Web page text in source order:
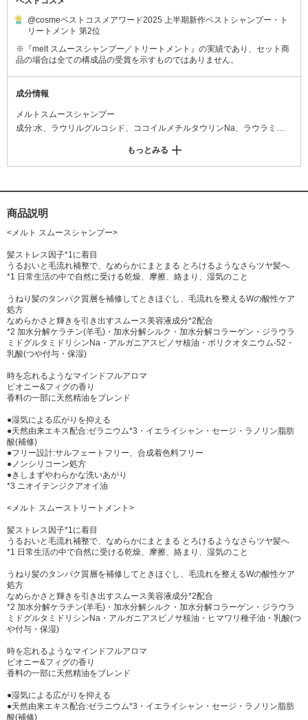
@cosmeベストコスメアワード2025 上半期新作ベストシャンプー・ト
リートメント 第2位
※『melt スムースシャンプー／トリートメント』の実績であり、セット商
品の場合は全ての構成品の受賞を示すものではありません。
成分情報
メルトスムースシャンプー
成分:水、ラウリルグルコシド、ココイルメチルタウリンNa、ラウラミド
アンホ酢酸Na、ラウレス-16、ヤシ油脂肪酸PEG-7グリセリル、コハク
酸、イソデシルグリセリルエーテル、PPG-2コカミド、ラウロイル加水分
a、アルガニアスピノサ核油、ポリクオタニウム-52、乳酸、リンゴ酸、グ
ルアミドイソドコサン、アルギニン、アスパラギン酸、グリシン、アラニ
ン、セリン、バリン、イソロイシン、プロリン、トレオニン、ヒスチジ
ン、フェニルアラニン、ニオイテンジクアオイ油、セージ葉エキス、イエ
ライシャン花エキス、オリーブ果実油、DPG、BG、PCA、PCA-Na、乳酸
Na、ポリクオタニウム-10、ポリクオタニウム-39、スクワラン、炭酸N
a、水酸化Na、コカミドMEA、コカミドメチルMEA、EDTA-2Na、エタノ
ール、ベンジルアルコール、クエン酸、トルエンスルホン酸、フェノキシ
エタノール、安息香酸Na、香料
成分:水、セタノール、ジメチコン、DPG、ステアリルアルコール、ステア
ロキシプロピルジメチルアミン、乳酸、加水分解ケラチン(羊毛)、加水分
解シルク、加水分解コラーゲン、加水分解コンキオリンタンパク、ジラウ
ラミドグルタミドリシンNa、アルガニアスピノサ核油、ヒマワリ種子油、
コハク酸、リンゴ酸、ポリグリセリン-3、イソステアリルグリセリル、ラ
ノリン脂肪酸、ビスメトキシプロピルアミドイソドコサン、アルギニン、
グリシン、アスパラギン酸、セリン、アラニン、バリン、イソロイシン、
プロリン、トレオニン、ヒスチジン、フェニルアラニン、ホホバ種子油、
ニオイテンジクアオイ油、イエライシャン花エキス、セージ葉エキス、パ
G、PCA、PCA-Na、乳酸Na、アモジメチコン、ベンジルアルコール、香
料
もっとみる
商品説明
<メルト スムースシャンプー>
髪ストレス因子*1に着目
うるおいと毛流れ補整で、なめらかにまとまる とろけるようなさらツヤ髪へ
*1 日常生活の中で自然に受ける乾燥、摩擦、絡まり、湿気のこと
うねり髪のタンパク質層を補修してときほぐし、毛流れを整えるWの酸性ケア
処方
なめらかさと輝きを引き出すスムース美容液成分*2配合
*2 加水分解ケラチン(羊毛)・加水分解シルク・加水分解コラーゲン・ジラウラ
ミドグルタミドリシンNa・アルガニアスピノサ核油・ポリクオタニウム-52・
乳酸(つや付与・保湿)
時を忘れるようなマインドフルアロマ
ピオニー&フィグの香り
香料の一部に天然精油をブレンド
●湿気による広がりを抑える
●天然由来エキス配合:ゼラニウム*3・イエライシャン・セージ・ラノリン脂肪
酸(補修)
●フリー設計:サルフェートフリー、合成着色料フリー
●ノンシリコーン処方
●きしまずやわらかな洗いあがり
*3 ニオイテンジクアオイ油
<メルト スムーストリートメント>
髪ストレス因子*1に着目
うるおいと毛流れ補整で、なめらかにまとまる とろけるようなさらツヤ髪へ
*1 日常生活の中で自然に受ける乾燥、摩擦、絡まり、湿気のこと
うねり髪のタンパク質層を補修してときほぐし、毛流れを整えるWの酸性ケア
処方
なめらかさと輝きを引き出すスムース美容液成分*2配合
*2 加水分解ケラチン(羊毛)・加水分解シルク・加水分解コラーゲン・ジラウラ
ミドグルタミドリシンNa・アルガニアスピノサ核油・ヒマワリ種子油・乳酸(つ
や付与・保湿)
時を忘れるようなマインドフルアロマ
ピオニー&フィグの香り
香料の一部に天然精油をブレンド
●湿気による広がりを抑える
●天然由来エキス配合:ゼラニウム*3・イエライシャン・セージ・ラノリン脂肪
酸(補修)